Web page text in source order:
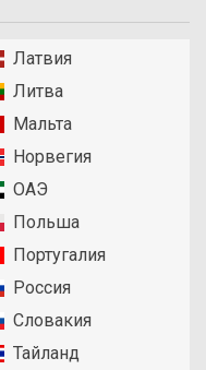
Латвия
Литва
Мальта
Норвегия
ОАЭ
Польша
Португалия
Россия
Словакия
Тайланд